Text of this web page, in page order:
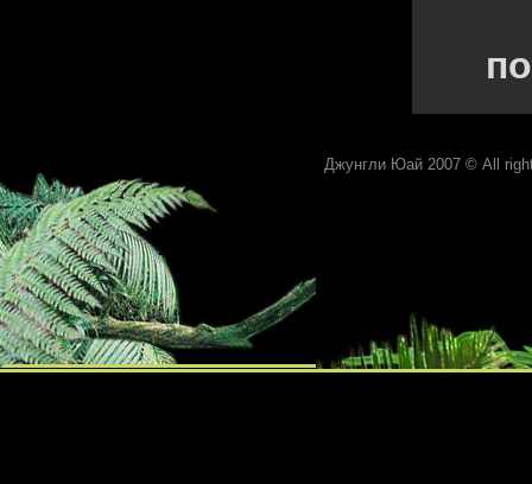
Джунгли Юай 2007 © All